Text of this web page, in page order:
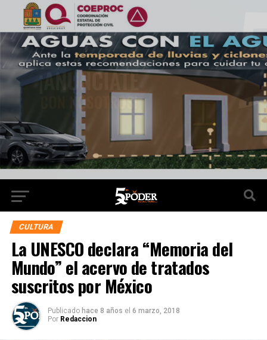
CULTURA
La UNESCO declara “Memoria del
Mundo” el acervo de tratados
suscritos por México
Publicado hace 8 años el 6 marzo, 2018
Por Redaccion